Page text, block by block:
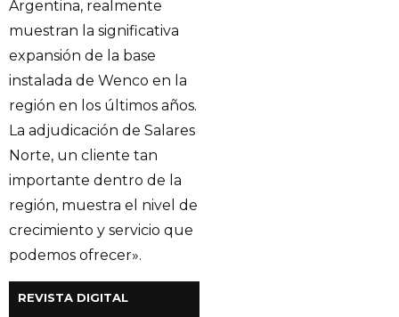
Argentina, realmente
muestran la significativa
expansión de la base
instalada de Wenco en la
región en los últimos años.
La adjudicación de Salares
Norte, un cliente tan
importante dentro de la
región, muestra el nivel de
crecimiento y servicio que
podemos ofrecer».
REVISTA DIGITAL